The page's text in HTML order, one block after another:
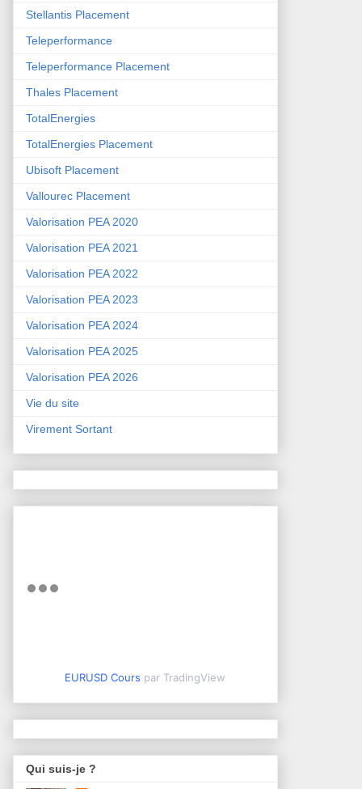
Stellantis Placement
Teleperformance
Teleperformance Placement
Thales Placement
TotalEnergies
TotalEnergies Placement
Ubisoft Placement
Vallourec Placement
Valorisation PEA 2020
Valorisation PEA 2021
Valorisation PEA 2022
Valorisation PEA 2023
Valorisation PEA 2024
Valorisation PEA 2025
Valorisation PEA 2026
Vie du site
Virement Sortant
EURUSD Cours par TradingView
Qui suis-je ?